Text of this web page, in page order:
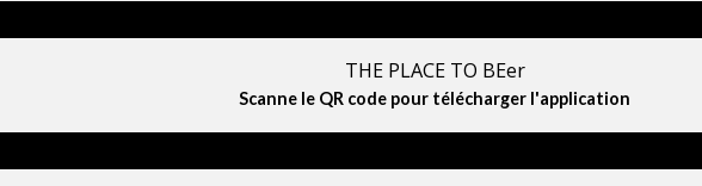
THE PLACE TO BEer
Scanne le QR code pour télécharger l'application